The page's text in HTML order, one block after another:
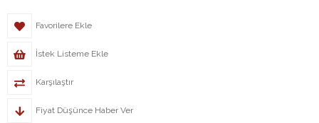
Favorilere Ekle
İstek Listeme Ekle
Karşılaştır
Fiyat Düşünce Haber Ver